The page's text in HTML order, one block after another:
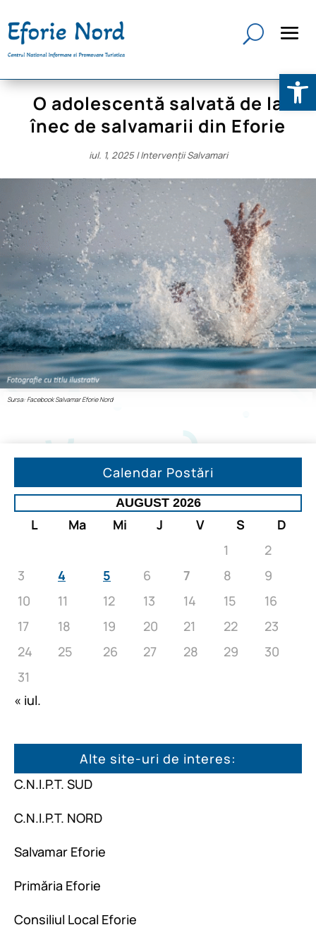
O adolescentă salvată de la
înec de salvamarii din Eforie
iul. 1, 2025|Intervenții Salvamari
Sursa: Facebook Salvamar Eforie Nord
Calendar Postări
AUGUST 2026
L Ma Mi J V S
D
1
2
3
4 5 6 7 8
9
10
11 12 13 14 15
16
17
18 19 20 21 22
23
24
25 26 27 28 29
30
31
« iul.
Alte site-uri de interes:
C.N.I.P.T. SUD
C.N.I.P.T. NORD
Salvamar Eforie
Primăria Eforie
Consiliul Local Eforie